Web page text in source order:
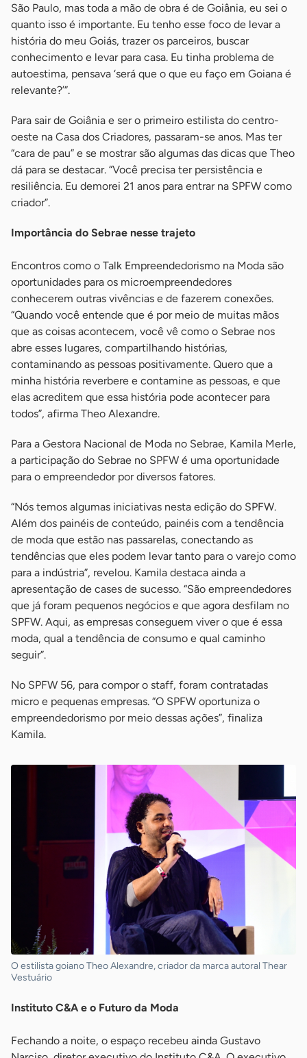
São Paulo, mas toda a mão de obra é de Goiânia, eu sei o
quanto isso é importante. Eu tenho esse foco de levar a
história do meu Goiás, trazer os parceiros, buscar
conhecimento e levar para casa. Eu tinha problema de
autoestima, pensava ‘será que o que eu faço em Goiana é
relevante?’”.
Para sair de Goiânia e ser o primeiro estilista do centro-
oeste na Casa dos Criadores, passaram-se anos. Mas ter
“cara de pau” e se mostrar são algumas das dicas que Theo
dá para se destacar. “Você precisa ter persistência e
resiliência. Eu demorei 21 anos para entrar na SPFW como
criador”.
Importância do Sebrae nesse trajeto
Encontros como o Talk Empreendedorismo na Moda são
oportunidades para os microempreendedores
conhecerem outras vivências e de fazerem conexões.
“Quando você entende que é por meio de muitas mãos
que as coisas acontecem, você vê como o Sebrae nos
abre esses lugares, compartilhando histórias,
contaminando as pessoas positivamente. Quero que a
minha história reverbere e contamine as pessoas, e que
elas acreditem que essa história pode acontecer para
todos”, afirma Theo Alexandre.
Para a Gestora Nacional de Moda no Sebrae, Kamila Merle,
a participação do Sebrae no SPFW é uma oportunidade
para o empreendedor por diversos fatores.
“Nós temos algumas iniciativas nesta edição do SPFW.
Além dos painéis de conteúdo, painéis com a tendência
de moda que estão nas passarelas, conectando as
tendências que eles podem levar tanto para o varejo como
para a indústria”, revelou. Kamila destaca ainda a
apresentação de cases de sucesso. “São empreendedores
que já foram pequenos negócios e que agora desfilam no
SPFW. Aqui, as empresas conseguem viver o que é essa
moda, qual a tendência de consumo e qual caminho
seguir”.
No SPFW 56, para compor o staff, foram contratadas
micro e pequenas empresas. “O SPFW oportuniza o
empreendedorismo por meio dessas ações”, finaliza
Kamila.
O estilista goiano Theo Alexandre, criador da marca autoral Thear
Vestuário
Instituto C&A e o Futuro da Moda
Fechando a noite, o espaço recebeu ainda Gustavo